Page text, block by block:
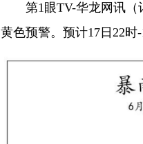
第1眼TV-华龙网讯
黄色预警。预计17日22时